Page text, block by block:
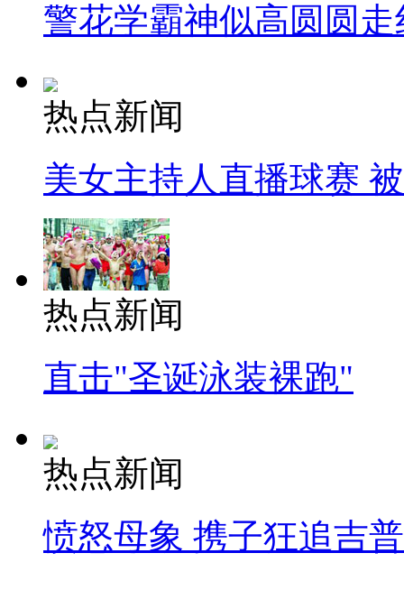
警花学霸神似高圆圆走
热点新闻
美女主持人直播球赛
热点新闻
直击"圣诞泳装裸跑"
热点新闻
愤怒母象 携子狂追吉